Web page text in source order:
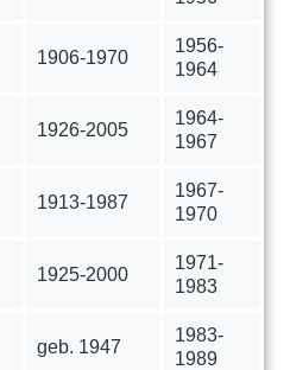
1906-1970
1956-
1964
1926-2005
1964-
1967
1913-1987
1967-
1970
1925-2000
1971-
1983
geb. 1947
1983-
1989